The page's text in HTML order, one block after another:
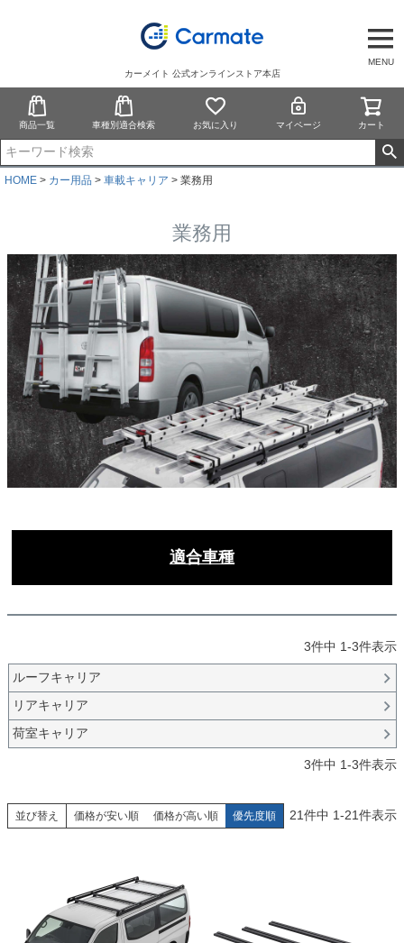
MENU
カーメイト 公式オンラインストア本店
商品一覧 車種別適合検索 お気に入り マイページ カート
HOME カー用品 車載キャリア 業務用
業務用
適合車種
3件中 1-3件表示
ルーフキャリア
リアキャリア
荷室キャリア
3件中 1-3件表示
並び替え 価格が安い順 価格が高い順 優先度順 21件中 1-21件表示